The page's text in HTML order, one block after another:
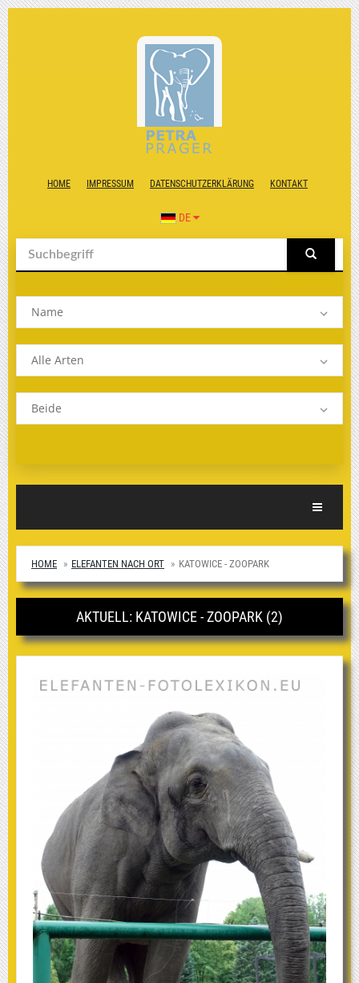
HOME IMPRESSUM DATENSCHUTZERKLÄRUNG KONTAKT
DE
Name
Alle Arten
Beide
Toggle
HOME ELEFANTEN NACH ORT KATOWICE - ZOOPARK
AKTUELL: KATOWICE - ZOOPARK (2)